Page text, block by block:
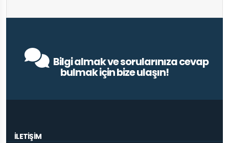
Bilgi almak ve sorularınıza cevap
bulmak için bize ulaşın!
İLETİŞİM